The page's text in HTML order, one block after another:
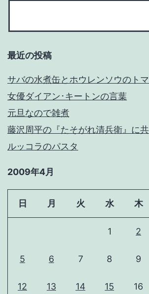
最近の投稿
サバの水煮缶とホウレンソウのト
女優ダイアン･キートンの言葉
元旦なので雑煮
藤沢周平の『たそがれ清兵衛』に
ルッコラのパスタ
2009年4月
日 月 火 水 木
1 2
5 6 7 8 9
12 13 14 15 16